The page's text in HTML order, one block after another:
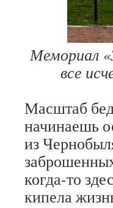
Мемориал
все
Масштаб
начинаешь
из
когда-то
кипела